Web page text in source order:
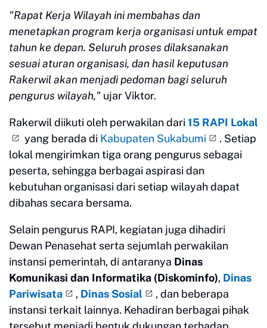
"Rapat Kerja Wilayah ini membahas dan
menetapkan program kerja organisasi untuk empat
tahun ke depan. Seluruh proses dilaksanakan
sesuai aturan organisasi, dan hasil keputusan
Rakerwil akan menjadi pedoman bagi seluruh
pengurus wilayah," ujar Viktor.
Rakerwil diikuti oleh perwakilan dari 15 RAPI Lokal
yang berada di Kabupaten Sukabumi
. Setiap
lokal mengirimkan tiga orang pengurus sebagai
peserta, sehingga berbagai aspirasi dan
kebutuhan organisasi dari setiap wilayah dapat
dibahas secara bersama.
Selain pengurus RAPI, kegiatan juga dihadiri
Dewan Penasehat serta sejumlah perwakilan
instansi pemerintah, di antaranya Dinas
Komunikasi dan Informatika (Diskominfo), Dinas
Pariwisata
, Dinas Sosial
, dan beberapa
instansi terkait lainnya. Kehadiran berbagai pihak